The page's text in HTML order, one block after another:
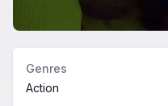
Genres
Action